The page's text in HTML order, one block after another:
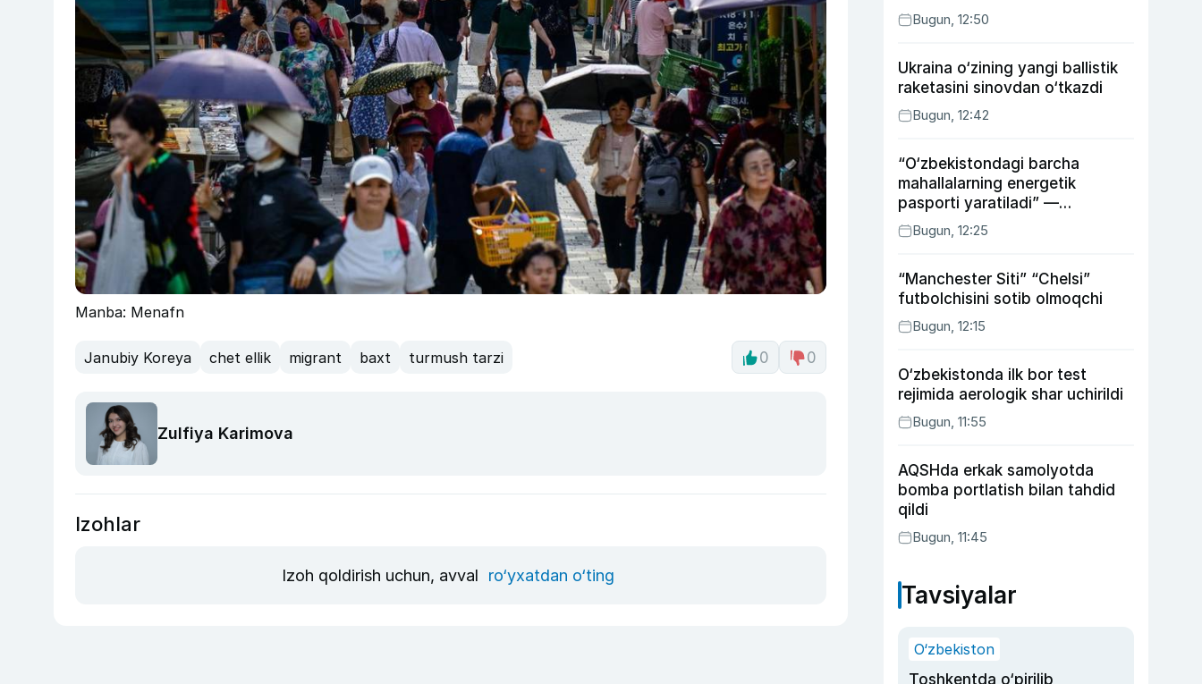
Manba: Menafn
Janubiy Koreya chet ellik migrant baxt turmush tarzi 0 0
Zulfiya Karimova
Izohlar
Izoh qoldirish uchun, avval ro‘yxatdan o‘ting
Bugun, 12:50
Ukraina o‘zining yangi ballistik
raketasini sinovdan o‘tkazdi
Bugun, 12:42
“O‘zbekistondagi barcha
mahallalarning energetik
pasporti yaratiladi” —
energetika vaziri
Bugun, 12:25
“Manchester Siti” “Chelsi”
futbolchisini sotib olmoqchi
Bugun, 12:15
O‘zbekistonda ilk bor test
rejimida aerologik shar uchirildi
Bugun, 11:55
AQSHda erkak samolyotda
bomba portlatish bilan tahdid
qildi
Bugun, 11:45
Tavsiyalar
O‘zbekiston
Toshkentda o‘pirilib